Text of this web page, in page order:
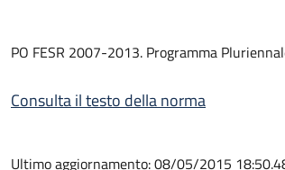
PO FESR 2007-2013. Programma
Consulta il testo della norma
Ultimo aggiornamento: 08/05/2015